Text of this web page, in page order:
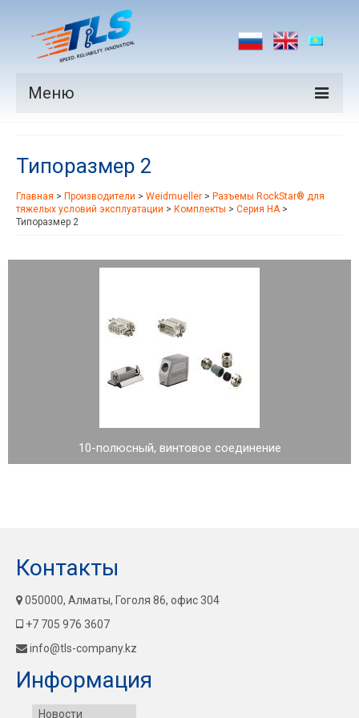
Меню
Производители
Рынки
Типоразмер 2
Главная > Производители > Weidmueller > Разъемы RockStar® для
тяжелых условий эксплуатации > Комплекты > Серия HA>
Типоразмер 2
10-полюсный, винтовое соединение
Контакты
050000, Алматы, Гоголя 86, офис 304
+7 705 976 3607
info@tls-company.kz
Информация
Новости